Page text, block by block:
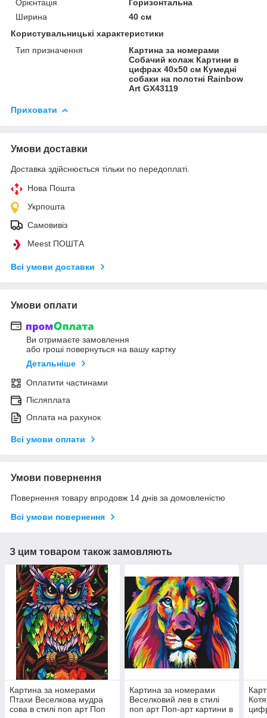
Орієнтація
Горизонтальна
Ширина
40 см
Користувальницькі характеристики
Тип призначення
Картина за номерами
Собачий колаж Картини в
цифрах 40х50 см Кумедні
собаки на полотні Rainbow
Art GX43119
Приховати
Умови доставки
Доставка здійснюється тільки по передоплаті.
Нова Пошта
Укрпошта
Самовивіз
Meest ПОШТА
Всі умови доставки
Умови оплати
Ви отримаєте замовлення
або гроші повернуться на вашу картку
Детальніше
Оплатити частинами
Післяплата
Оплата на рахунок
Всі умови оплати
Умови повернення
Повернення товару впродовж 14 днів за домовленістю
Всі умови повернення
З цим товаром також замовляють
Картина за номерами
Птахи Веселкова мудра
сова в стилі поп арт Поп
Картина за номерами
Веселковий лев в стилі
поп арт Поп-арт картини в